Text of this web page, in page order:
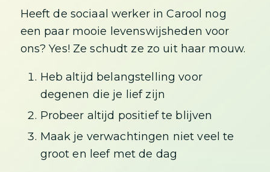
Heeft de sociaal werker in Carool nog
een paar mooie levenswijsheden voor
ons? Yes! Ze schudt ze zo uit haar mouw.
Heb altijd belangstelling voor
degenen die je lief zijn
Probeer altijd positief te blijven
Maak je verwachtingen niet veel te
groot en leef met de dag